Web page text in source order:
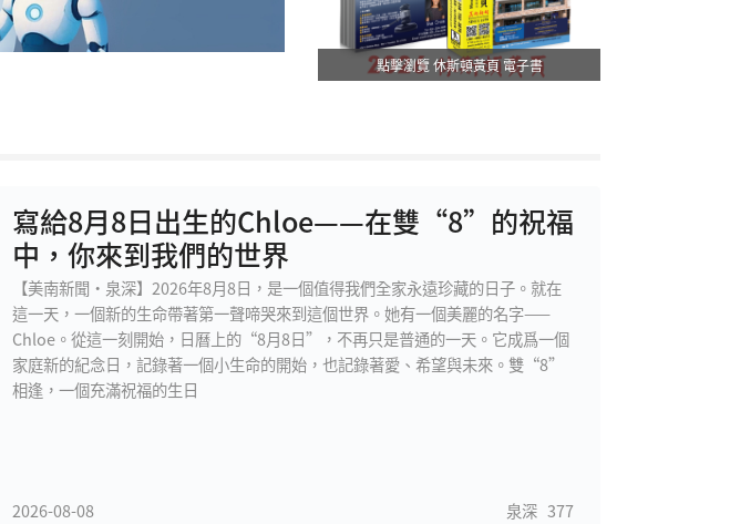
點擊瀏覽 休斯頓黃頁 電子書
寫給8月8日出生的Chloe——在雙“8”的祝福
中，你來到我們的世界
【美南新聞·泉深】2026年8月8日，是一個值得我們全家永遠珍藏的日子。就在
這一天，一個新的生命帶著第一聲啼哭來到這個世界。她有一個美麗的名字——
Chloe。從這一刻開始，日曆上的“8月8日”，不再只是普通的一天。它成爲一個
家庭新的紀念日，記錄著一個小生命的開始，也記錄著愛、希望與未來。雙“8”
相逢，一個充滿祝福的生日
2026-08-08 泉深 377